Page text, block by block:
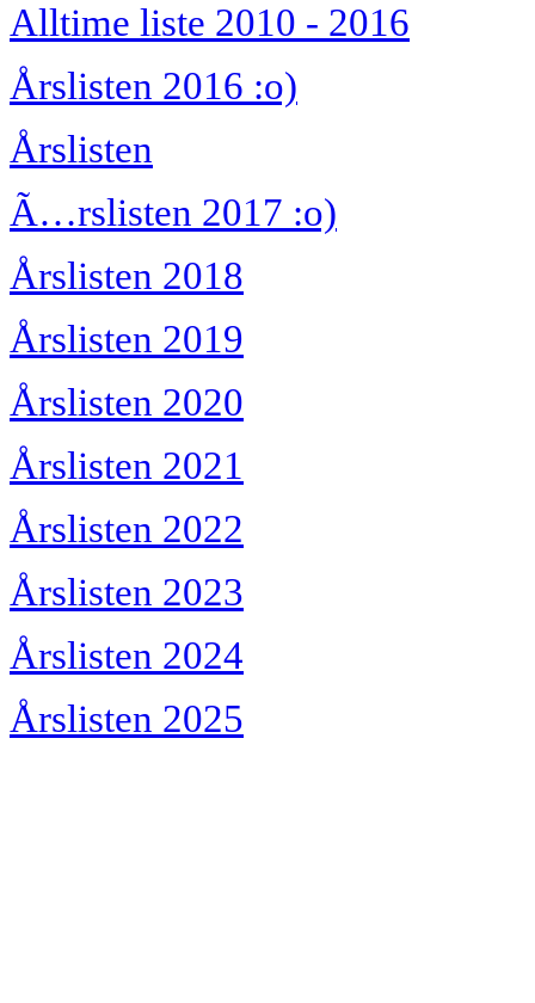
Alltime liste 2010 - 2016
Årslisten 2016 :o)
Årslisten
Ã…rslisten 2017 :o)
Årslisten 2018
Årslisten 2019
Årslisten 2020
Årslisten 2021
Årslisten 2022
Årslisten 2023
Årslisten 2024
Årslisten 2025